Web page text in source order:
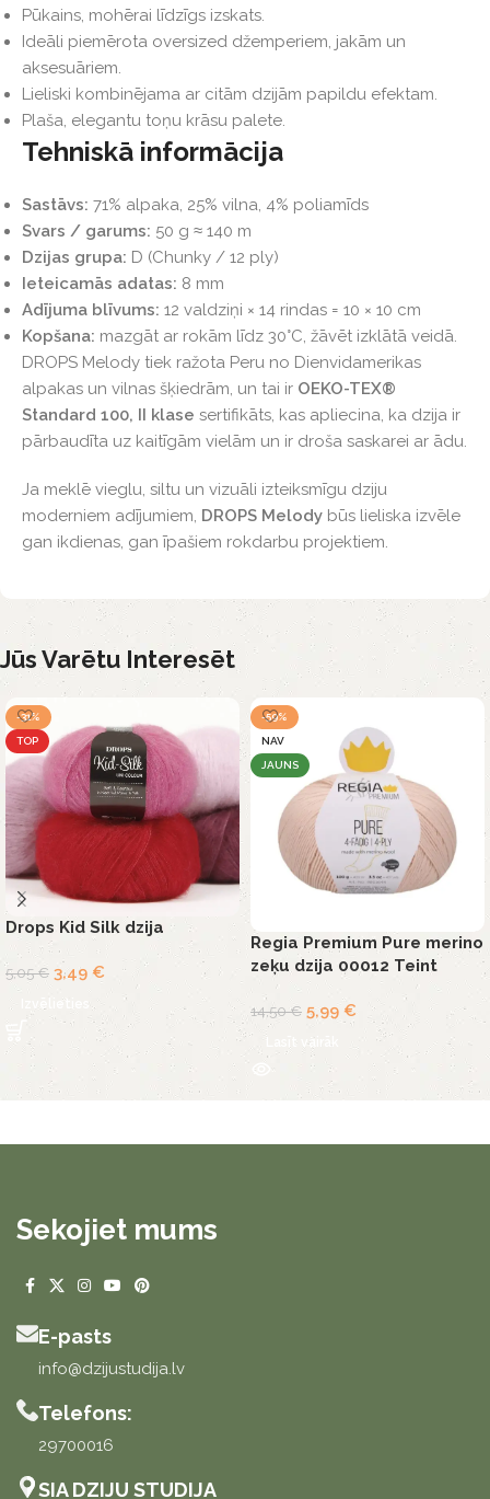
Pūkains, mohērai līdzīgs izskats.
Ideāli piemērota oversized džemperiem, jakām un
aksesuāriem.
Lieliski kombinējama ar citām dzijām papildu efektam.
Plaša, elegantu toņu krāsu palete.
Tehniskā informācija
Sastāvs: 71% alpaka, 25% vilna, 4% poliamīds
Svars / garums: 50 g ≈ 140 m
Dzijas grupa: D (Chunky / 12 ply)
Ieteicamās adatas: 8 mm
Adījuma blīvums: 12 valdziņi × 14 rindas = 10 × 10 cm
Kopšana: mazgāt ar rokām līdz 30°C, žāvēt izklātā veidā.
DROPS Melody tiek ražota Peru no Dienvidamerikas
alpakas un vilnas šķiedrām, un tai ir OEKO-TEX®
Standard 100, II klase sertifikāts, kas apliecina, ka dzija ir
pārbaudīta uz kaitīgām vielām un ir droša saskarei ar ādu.
Ja meklē vieglu, siltu un vizuāli izteiksmīgu dziju
moderniem adījumiem, DROPS Melody būs lieliska izvēle
gan ikdienas, gan īpašiem rokdarbu projektiem.
Jūs Varētu Interesēt
-31%
TOP
Drops Kid Silk dzija
5,05€ 3,49 €
Izvēlieties
-59%
NAV
JAUNS
Regia Premium Pure merino
zeķu dzija 00012 Teint
14,50€ 5,99 €
Lasīt vairāk
Sekojiet mums
E-pasts
info@dzijustudija.lv
Telefons:
29700016
SIA DZIJU STUDIJA